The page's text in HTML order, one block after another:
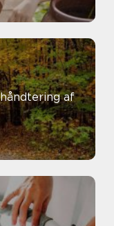
af